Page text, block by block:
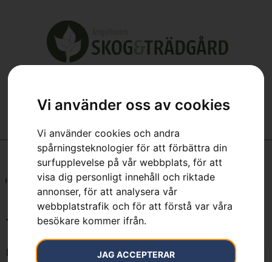
Vi använder oss av cookies
Vi använder cookies och andra
spårningsteknologier för att förbättra din
surfupplevelse på vår webbplats, för att
visa dig personligt innehåll och riktade
annonser, för att analysera vår
webbplatstrafik och för att förstå var våra
besökare kommer ifrån.
JAG ACCEPTERAR
Hem 7333377462953
7333377462953
Endast ett sökresultat